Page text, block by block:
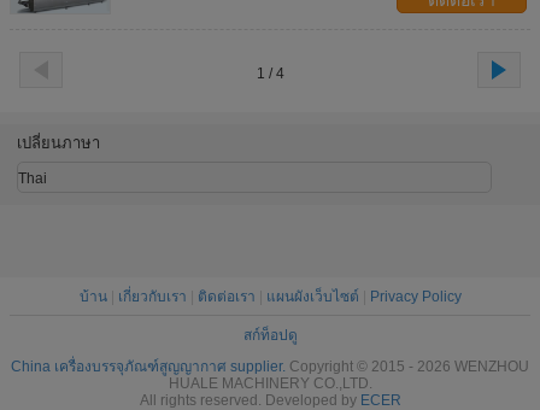
1 / 4
เปลี่ยนภาษา
Thai
บ้าน| เกี่ยวกับเรา ติดต่อเรา แผนผังเว็บไซต์ Privacy Policy
สก์ท็อปดู
China เครื่องบรรจุภัณฑ์สูญญากาศ supplier. Copyright © 2015 - 2026 WENZHOU
HUALE MACHINERY CO.,LTD.
All rights reserved. Developed by ECER